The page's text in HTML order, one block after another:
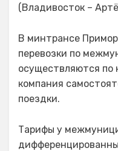
(Владивосток –
В минтрансе
перевозки по
осуществляются по
компания
поездки.
Тарифы у